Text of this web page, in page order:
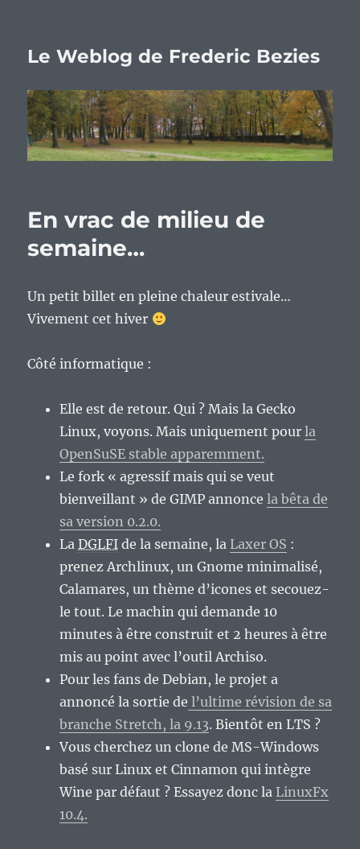
Le Weblog de Frederic Bezies
En vrac de milieu de
semaine…
Un petit billet en pleine chaleur estivale…
Vivement cet hiver
Côté informatique :
Elle est de retour. Qui ? Mais la Gecko
Linux, voyons. Mais uniquement pourla
OpenSuSE stable apparemment.
Le fork « agressif mais qui se veut
bienveillant » de GIMP annoncela bêta de
sa version 0.2.0.
LaDGLFI de la semaine, la Laxer OS :
prenez Archlinux, un Gnome minimalisé,
Calamares, un thème d’icones et secouez-
le tout. Le machin qui demande 10
minutes à être construit et 2 heures à être
mis au point avec l’outil Archiso.
Pour les fans de Debian, le projet a
annoncé la sortie de l’ultime révision de sa
branche Stretch, la 9.13. Bientôt en LTS ?
Vous cherchez un clone de MS-Windows
basé sur Linux et Cinnamon qui intègre
Wine par défaut ? Essayez donc la LinuxFx
10.4.